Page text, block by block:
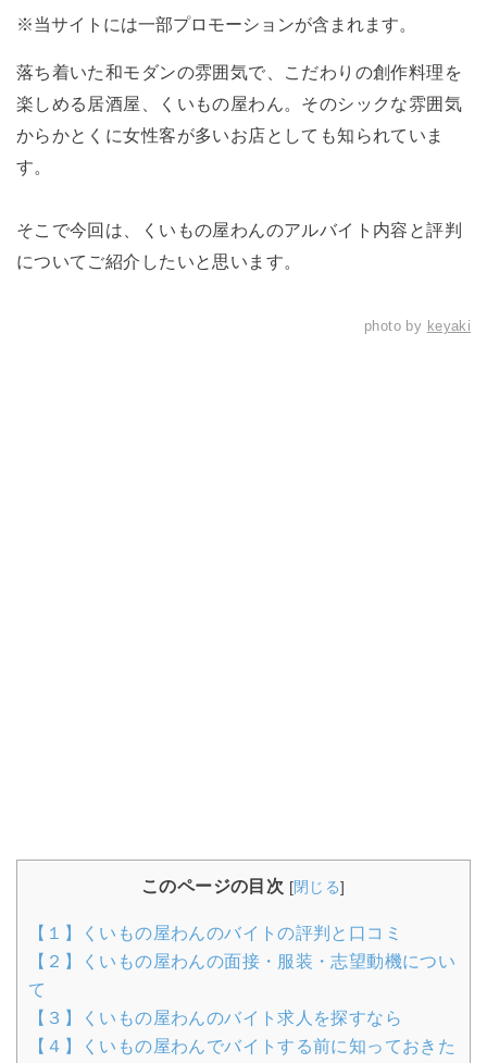
※当サイトには一部プロモーションが含まれます。
落ち着いた和モダンの雰囲気で、こだわりの創作料理を
楽しめる居酒屋、くいもの屋わん。そのシックな雰囲気
からかとくに女性客が多いお店としても知られていま
す。
そこで今回は、くいもの屋わんのアルバイト内容と評判
についてご紹介したいと思います。
photo by keyaki
このページの目次 [閉じる]
【１】くいもの屋わんのバイトの評判と口コミ
【２】くいもの屋わんの面接・服装・志望動機につい
て
【３】くいもの屋わんのバイト求人を探すなら
【４】くいもの屋わんでバイトする前に知っておきた